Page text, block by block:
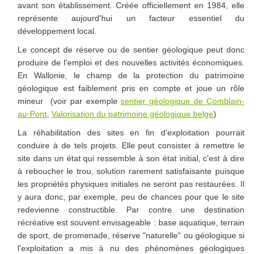
avant son établissement. Créée officiellement en 1984, elle
représente aujourd'hui un facteur essentiel du
développement local.
Le concept de réserve ou de sentier géologique peut donc
produire de l'emploi et des nouvelles activités économiques.
En Wallonie, le champ de la protection du patrimoine
géologique est faiblement pris en compte et joue un rôle
mineur (voir par exemplesentier géologique de Comblain-
au-Pont, Valorisation du patrimoine géologique belge)
La réhabilitation des sites en fin d'exploitation pourrait
conduire à de tels projets. Elle peut consister à remettre le
site dans un état qui ressemble à son état initial, c'est à dire
à reboucher le trou, solution rarement satisfaisante puisque
les propriétés physiques initiales ne seront pas restaurées. Il
y aura donc, par exemple, peu de chances pour que le site
redevienne constructible. Par contre une destination
récréative est souvent envisageable : base aquatique, terrain
de sport, de promenade, réserve "naturelle" ou géologique si
l'exploitation a mis à nu des phénomènes géologiques